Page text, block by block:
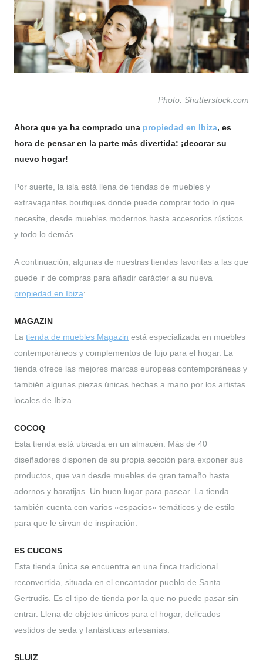
Photo: Shutterstock.com
Ahora que ya ha comprado una propiedad en Ibiza, es
hora de pensar en la parte más divertida: ¡decorar su
nuevo hogar!
Por suerte, la isla está llena de tiendas de muebles y
extravagantes boutiques donde puede comprar todo lo que
necesite, desde muebles modernos hasta accesorios rústicos
y todo lo demás.
A continuación, algunas de nuestras tiendas favoritas a las que
puede ir de compras para añadir carácter a su nueva
propiedad en Ibiza:
MAGAZIN
La tienda de muebles Magazin está especializada en muebles
contemporáneos y complementos de lujo para el hogar. La
tienda ofrece las mejores marcas europeas contemporáneas y
también algunas piezas únicas hechas a mano por los artistas
locales de Ibiza.
COCOQ
Esta tienda está ubicada en un almacén. Más de 40
diseñadores disponen de su propia sección para exponer sus
productos, que van desde muebles de gran tamaño hasta
adornos y baratijas. Un buen lugar para pasear. La tienda
también cuenta con varios «espacios» temáticos y de estilo
para que le sirvan de inspiración.
ES CUCONS
Esta tienda única se encuentra en una finca tradicional
reconvertida, situada en el encantador pueblo de Santa
Gertrudis. Es el tipo de tienda por la que no puede pasar sin
entrar. Llena de objetos únicos para el hogar, delicados
vestidos de seda y fantásticas artesanías.
SLUIZ